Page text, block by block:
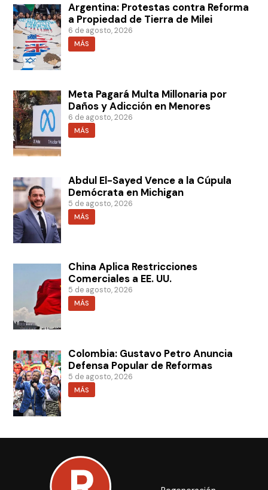
Argentina: Protestas contra Reforma
a Propiedad de Tierra de Milei
6 de agosto, 2026
MÁS
Meta Pagará Multa Millonaria por
Daños y Adicción en Menores
6 de agosto, 2026
MÁS
Abdul El-Sayed Vence a la Cúpula
Demócrata en Michigan
5 de agosto, 2026
MÁS
China Aplica Restricciones
Comerciales a EE. UU.
5 de agosto, 2026
MÁS
Colombia: Gustavo Petro Anuncia
Defensa Popular de Reformas
5 de agosto, 2026
MÁS